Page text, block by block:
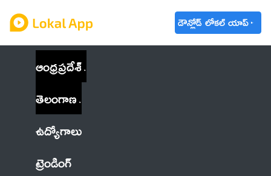
డౌన్లోడ్ లోకల్ యాప్
ఆంధ్రప్రదేశ్
తెలంగాణ
ఉద్యోగాలు
ట్రెండింగ్